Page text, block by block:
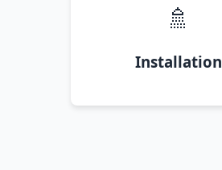
🚿
Installation